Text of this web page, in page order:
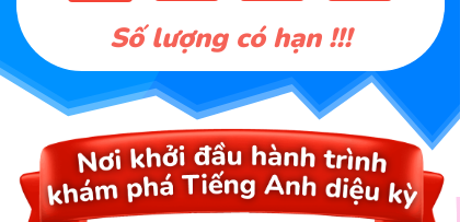
Số lượng có hạn !!!